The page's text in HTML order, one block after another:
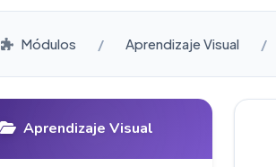
Módulos Aprendizaje Visual
Aprendizaje Visual